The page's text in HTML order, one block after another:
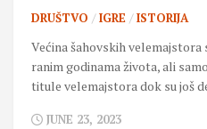
DRUŠTVO /IGRE /ISTORIJA
Većina šahovskih
ranim godinama života, ali
titule velemajstora dok su još
JUNE 23, 2023